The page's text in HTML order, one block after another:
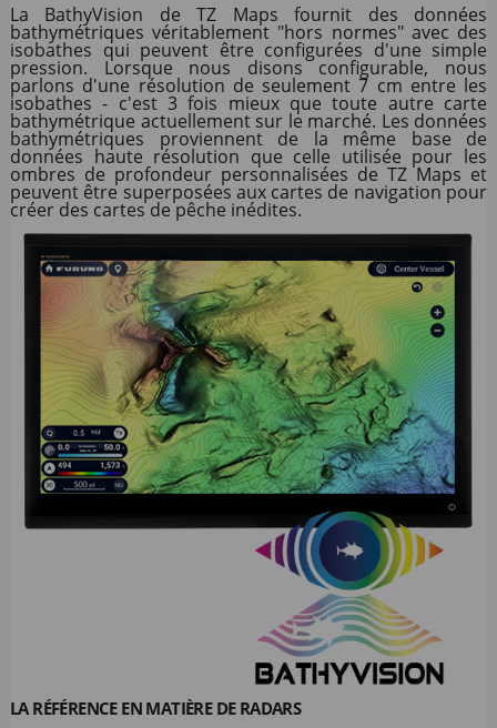
La BathyVision de TZ Maps fournit des données
bathymétriques véritablement "hors normes" avec des
isobathes qui peuvent être configurées d'une simple
pression. Lorsque nous disons configurable, nous
parlons d'une résolution de seulement 7 cm entre les
isobathes - c'est 3 fois mieux que toute autre carte
bathymétrique actuellement sur le marché. Les données
bathymétriques proviennent de la même base de
données haute résolution que celle utilisée pour les
ombres de profondeur personnalisées de TZ Maps et
peuvent être superposées aux cartes de navigation pour
créer des cartes de pêche inédites.
LA RÉFÉRENCE EN MATIÈRE DE RADARS